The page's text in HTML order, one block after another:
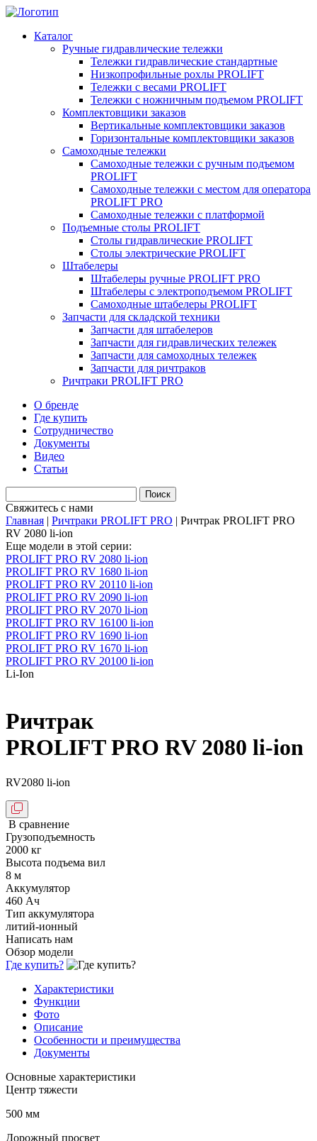
Каталог
Ручные гидравлические тележки
Тележки гидравлические стандартные
Низкопрофильные рохлы PROLIFT
Тележки с весами PROLIFT
Тележки с ножничным подъемом PROLIFT
Комплектовщики заказов
Вертикальные комплектовщики заказов
Горизонтальные комплектовщики заказов
Самоходные тележки
Самоходные тележки с ручным подъемом
PROLIFT
Самоходные тележки с местом для оператора
PROLIFT PRO
Самоходные тележки с платформой
Подъемные столы PROLIFT
Столы гидравлические PROLIFT
Столы электрические PROLIFT
Штабелеры
Штабелеры ручные PROLIFT PRO
Штабелеры с электроподъемом PROLIFT
Самоходные штабелеры PROLIFT
Запчасти для складской техники
Запчасти для штабелеров
Запчасти для гидравлических тележек
Запчасти для самоходных тележек
Запчасти для ричтраков
Ричтраки PROLIFT PRO
О бренде
Где купить
Сотрудничество
Документы
Видео
Статьи
Свяжитесь с нами
Главная | Ричтраки PROLIFT PRO | Ричтрак PROLIFT PRO
RV 2080 li-ion
Еще модели в этой серии:
PROLIFT PRO RV 2080 li-ion
PROLIFT PRO RV 1680 li-ion
PROLIFT PRO RV 20110 li-ion
PROLIFT PRO RV 2090 li-ion
PROLIFT PRO RV 2070 li-ion
PROLIFT PRO RV 16100 li-ion
PROLIFT PRO RV 1690 li-ion
PROLIFT PRO RV 1670 li-ion
PROLIFT PRO RV 20100 li-ion
Li-Ion
Ричтрак
PROLIFT PRO RV 2080 li-ion
RV2080 li-ion
В сравнение
Грузоподъемность
2000 кг
Высота подъема вил
8 м
Аккумулятор
460 Ач
Тип аккумулятора
литий-ионный
Написать нам
Обзор модели
Где купить?
Характеристики
Функции
Фото
Описание
Особенности и преимущества
Документы
Основные характеристики
Центр тяжести
500 мм
Дорожный просвет